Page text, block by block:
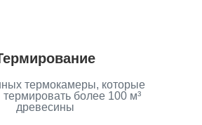
термокамеры, которые
более 100 м³
древесины